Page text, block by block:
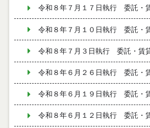
令和８年７月１７日執行 委託・
令和８年７月１０日執行 委託・
令和８年７月３日執行 委託・賃
令和８年６月２６日執行 委託・
令和８年６月１９日執行 委託・
令和８年６月１２日執行 委託・